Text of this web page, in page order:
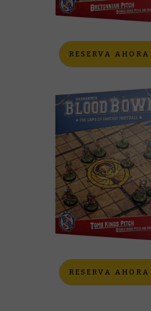
RESERVA AHORA
RESERVA AHORA